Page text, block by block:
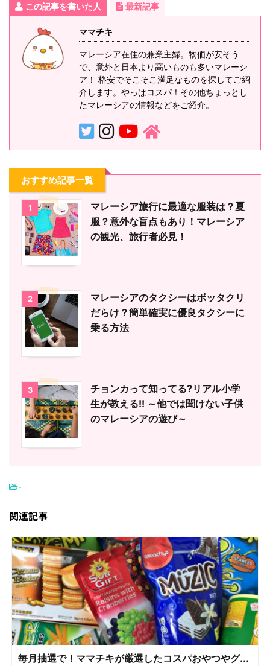
この記事を書いた人 最新記事
ママチキ
マレーシア在住の兼業主婦。物価が安そう
で、意外と日本より高いものも多いマレーシ
ア！ 格安でそこそこ満足なものを探してご紹
介します。やっぱコスパ！その他ちょっとし
たマレーシアの情報などをご紹介。
おすすめ記事一覧
1
マレーシア旅行に最適な服装は？夏
服？意外な盲点もあり！マレーシア
の観光、旅行者必見！
2
マレーシアのタクシーはボッタクリ
だらけ？簡単確実に優良タクシーに
乗る方法
3
チョンカって知ってる?リアル小学
生が教える!! ～他では聞けない子供
のマレーシアの遊び～
-
関連記事
毎月抽選で！ママチキが厳選したコスパおやつやグ...